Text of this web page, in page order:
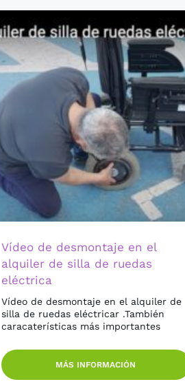
Vídeo de desmontaje en el
alquiler de silla de ruedas
eléctrica
Vídeo de desmontaje en el alquiler de
silla de ruedas eléctricar .También
caracaterísticas más importantes
MÁS INFORMACIÓN